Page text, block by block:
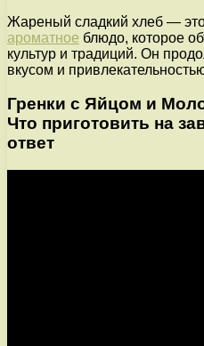
Жареный сладкий хлеб —
ароматное блюдо, которое
культур и традиций. Он
вкусом и
Гренки с Яйцом и
Что приготовить на
ответ